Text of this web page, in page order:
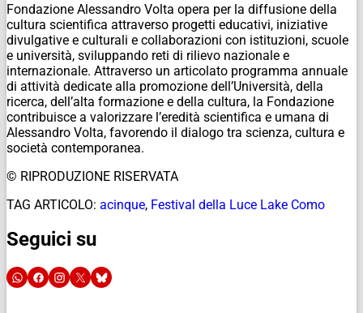
Fondazione Alessandro Volta opera per la diffusione della
cultura scientifica attraverso progetti educativi, iniziative
divulgative e culturali e collaborazioni con istituzioni, scuole
e università, sviluppando reti di rilievo nazionale e
internazionale. Attraverso un articolato programma annuale
di attività dedicate alla promozione dell’Università, della
ricerca, dell’alta formazione e della cultura, la Fondazione
contribuisce a valorizzare l’eredità scientifica e umana di
Alessandro Volta, favorendo il dialogo tra scienza, cultura e
società contemporanea.
© RIPRODUZIONE RISERVATA
TAG ARTICOLO: acinque, Festival della Luce Lake Como
Seguici su